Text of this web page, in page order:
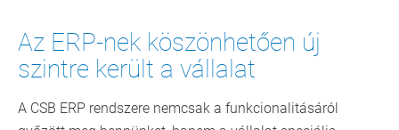
Az ERP-nek köszönhetően új
szintre került a vállalat
A CSB ERP rendszere nemcsak a funkcionalitásáról